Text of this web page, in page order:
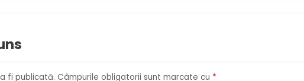
fi publicată. Câmpurile obligatorii sunt marcate cu *